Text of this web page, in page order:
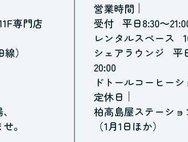
専門店
）
。
営業時間
受付
平日8:30～
レンタルスペース
シェアラウンジ
平
20:00
ドトールコーヒー
定休日
柏高島屋ステーショ
（1月1日ほか）